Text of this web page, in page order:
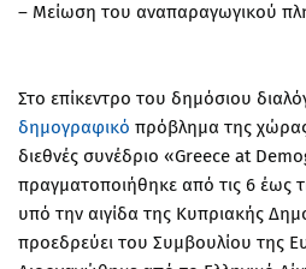
– Μείωση του αναπαραγωγικού
Στο επίκεντρο του δημόσιου
δημογραφικό πρόβλημα της
διεθνές συνέδριο «Greece at
πραγματοποιήθηκε από τις 6 έως
υπό την αιγίδα της Κυπριακής
προεδρεύει του Συμβουλίου της